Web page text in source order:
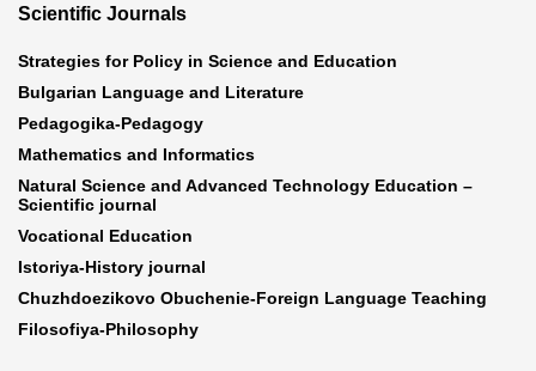
Scientific Journals
Strategies for Policy in Science and Education
Bulgarian Language and Literature
Pedagogika-Pedagogy
Mathematics and Informatics
Natural Science and Advanced Technology Education –
Scientific journal
Vocational Education
Istoriya-History journal
Chuzhdoezikovo Obuchenie-Foreign Language Teaching
Filosofiya-Philosophy